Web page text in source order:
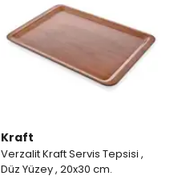
Kraft
Verzalit Kraft Servis Tepsisi ,
Düz Yüzey , 20x30 cm.